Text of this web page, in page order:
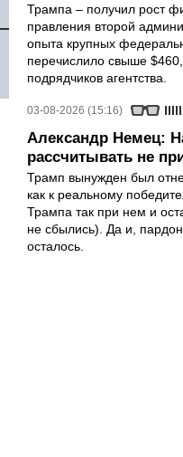
Трампа – получил рост
правления второй
опыта крупных
перечислило свыше
подрядчиков агентства.
03-08-2026 (15:16)
Александр Немец:
рассчитывать не
Трамп вынужден был
как к реальному
Трампа так при нем и
не сбылись). Да и,
осталось.